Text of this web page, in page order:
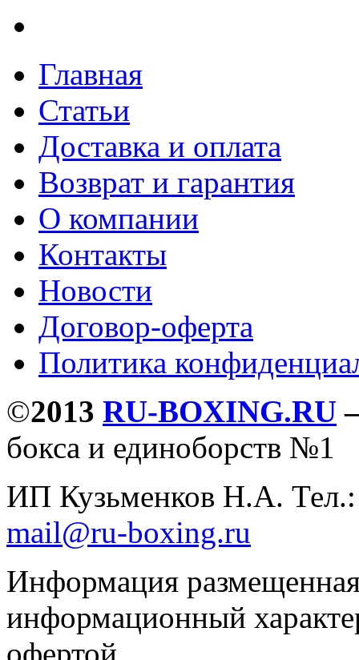
Главная
Статьи
Доставка и оплата
Возврат и гарантия
О компании
Контакты
Новости
Договор-оферта
Политика
©2013 RU-BOXING.RU
бокса и единоборств №1
ИП Кузьменков Н.А.
mail@ru-boxing.ru
Информация
информационный